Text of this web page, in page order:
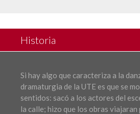
Historia
Si hay algo que caracteriza a la
dramaturgia de la UTE es que se
sentidos: sacó a los actores del
la calle; hizo que los obras